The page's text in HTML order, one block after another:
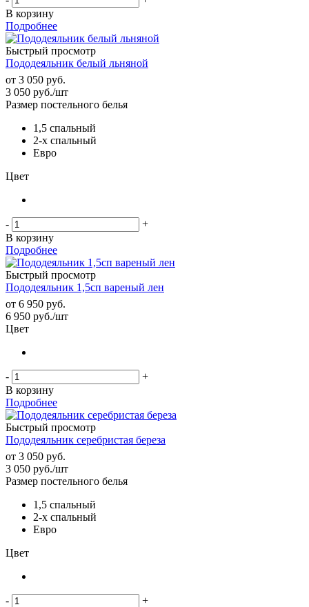
В корзину
Подробнее
Быстрый просмотр
Пододеяльник белый льняной
от 3 050 руб.
3 050 руб./шт
Размер постельного белья
1,5 спальный
2-х спальный
Евро
Цвет
-
+
В корзину
Подробнее
Быстрый просмотр
Пододеяльник 1,5сп вареный лен
от 6 950 руб.
6 950 руб./шт
Цвет
-
+
В корзину
Подробнее
Быстрый просмотр
Пододеяльник серебристая береза
от 3 050 руб.
3 050 руб./шт
Размер постельного белья
1,5 спальный
2-х спальный
Евро
Цвет
-
+